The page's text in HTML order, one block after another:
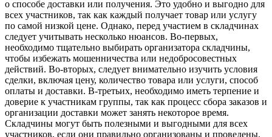
о способе доставки или получения. Это удобно и выгодно для
всех участников, так как каждый получает товар или услугу
по самой низкой цене. Однако, перед участием в складчинах
следует учитывать несколько нюансов. Во-первых,
необходимо тщательно выбирать организатора складчины,
чтобы избежать мошенничества или недобросовестных
действий. Во-вторых, следует внимательно изучить условия
сделки, включая цену, количество товара или услуги, способ
оплаты и доставки. В-третьих, необходимо иметь терпение и
доверие к участникам группы, так как процесс сбора заказов и
организации доставки может занять некоторое время.
Складчины могут быть полезными и выгодными для всех
участников, если они правильно организованы и проведены.